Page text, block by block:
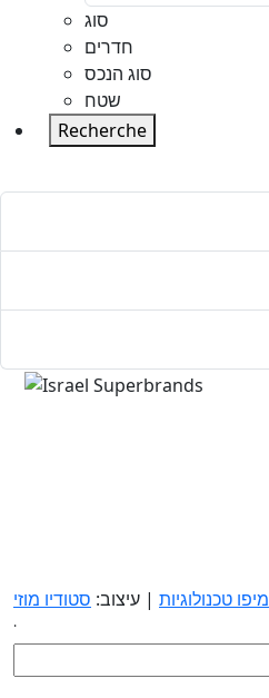
סוג
חדרים
סוג הנכס
שטח
Recherche
מיפו טכנולוגיות | עיצוב: סטודיו מוזי
.